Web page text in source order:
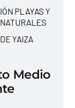
PLAYAS Y
YAIZA
Medio